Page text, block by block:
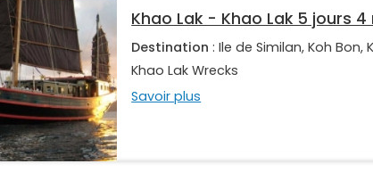
Khao Lak - Khao Lak 5 jours 4
Destination : Ile de Similan, Koh Bon,
Khao Lak Wrecks
Savoir plus